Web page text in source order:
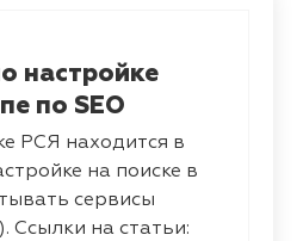
настройке
по SEO
РСЯ находится в
на поиске в
сервисы
Ссылки на статьи: